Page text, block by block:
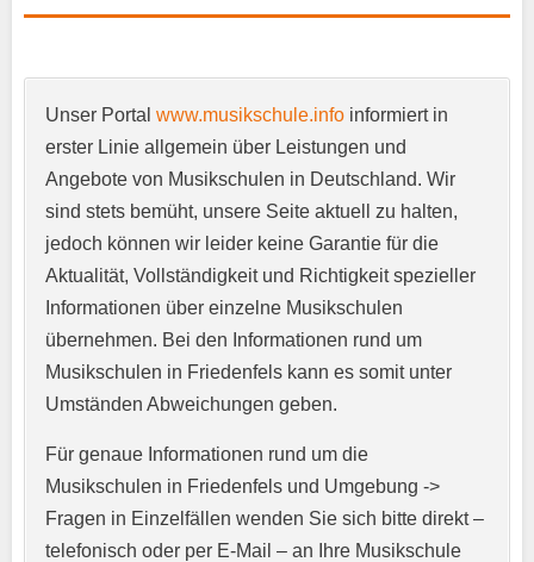
Anschrift
E-Mail-Adresse*
Unser Portal www.musikschule.info informiert in
erster Linie allgemein über Leistungen und
Angebote von Musikschulen in Deutschland. Wir
sind stets bemüht, unsere Seite aktuell zu halten,
jedoch können wir leider keine Garantie für die
Aktualität, Vollständigkeit und Richtigkeit spezieller
Informationen über einzelne Musikschulen
übernehmen. Bei den Informationen rund um
Musikschulen in Friedenfels kann es somit unter
Umständen Abweichungen geben.
Für genaue Informationen rund um die
Musikschulen in Friedenfels und Umgebung ->
Fragen in Einzelfällen wenden Sie sich bitte direkt –
telefonisch oder per E-Mail – an Ihre Musikschule